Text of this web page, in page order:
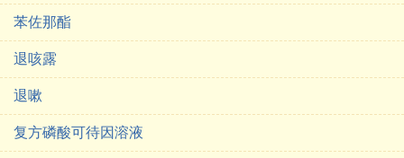
苯佐那酯
退咳露
退嗽
复方磷酸可待因溶液